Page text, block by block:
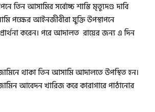
তিন আসামির সর্বোচ্চ শাস্তি মৃত্যুদণ্ড দাবি
পক্ষের আইনজীবীরা যুক্তি উপস্থাপনে
করেন। পরে আদালত রায়ের জন্য এ দিন
থাকা তিন আসামি আদালতে উপস্থিত হন।
আবেদন খারিজ করে কারাগারে পাঠানোর